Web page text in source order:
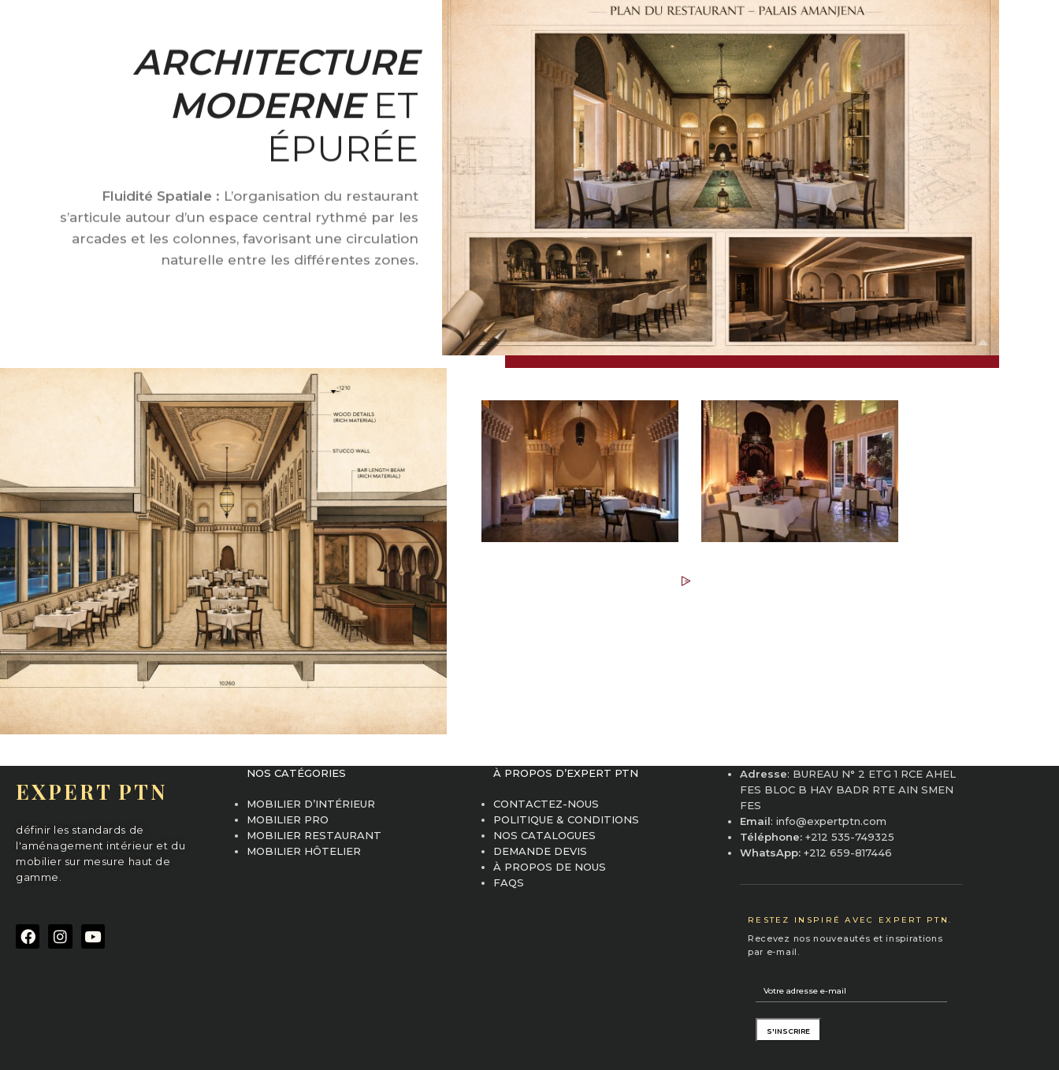
ARCHITECTURE
MODERNEET
ÉPURÉE
Fluidité Spatiale : L’organisation du restaurant
s’articule autour d’un espace central rythmé par les
arcades et les colonnes, favorisant une circulation
naturelle entre les différentes zones.
EXPERT PTN
définir les standards de
l'aménagement intérieur et du
mobilier sur mesure haut de
gamme.
NOS CATÉGORIES
MOBILIER D’INTÉRIEUR
MOBILIER PRO
MOBILIER RESTAURANT
MOBILIER HÔTELIER
À PROPOS D’EXPERT PTN
CONTACTEZ-NOUS
POLITIQUE & CONDITIONS
NOS CATALOGUES
DEMANDE DEVIS
À PROPOS DE NOUS
FAQS
Adresse: BUREAU N° 2 ETG 1 RCE AHEL
FES BLOC B HAY BADR RTE AIN SMEN
FES
Email: info@expertptn.com
Téléphone:+212 535-749325
WhatsApp:+212 659-817446
RESTEZ INSPIRÉ AVEC EXPERT PTN.
Recevez nos nouveautés et inspirations
par e-mail.